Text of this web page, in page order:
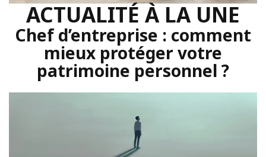
ACTUALITÉ À LA UNE
Chef d’entreprise : comment
mieux protéger votre
patrimoine personnel ?